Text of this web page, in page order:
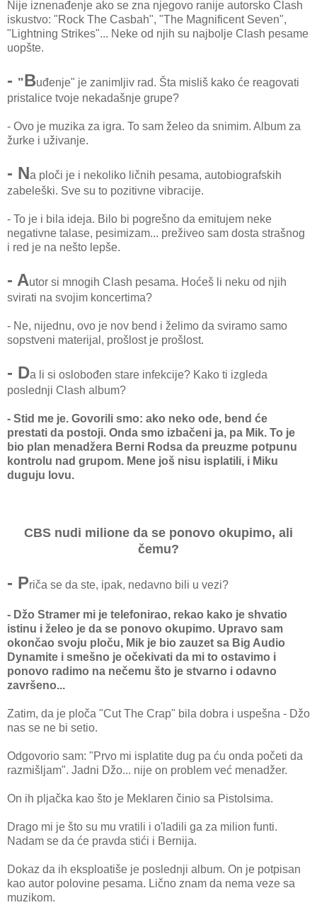
Nije iznenađenje ako se zna njegovo ranije autorsko Clash
iskustvo: "Rock The Casbah", "The Magnificent Seven",
"Lightning Strikes"... Neke od njih su najbolje Clash pesame
uopšte.
- "Buđenje" je zanimljiv rad. Šta misliš kako će reagovati
pristalice tvoje nekadašnje grupe?
- Ovo je muzika za igra. To sam želeo da snimim. Album za
žurke i uživanje.
- Na ploči je i nekoliko ličnih pesama, autobiografskih
zabeleški. Sve su to pozitivne vibracije.
- To je i bila ideja. Bilo bi pogrešno da emitujem neke
negativne talase, pesimizam... preživeo sam dosta strašnog
i red je na nešto lepše.
- Autor si mnogih Clash pesama. Hoćeš li neku od njih
svirati na svojim koncertima?
- Ne, nijednu, ovo je nov bend i želimo da sviramo samo
sopstveni materijal, prošlost je prošlost.
- Da li si oslobođen stare infekcije? Kako ti izgleda
poslednji Clash album?
- Stid me je. Govorili smo: ako neko ode, bend će
prestati da postoji. Onda smo izbačeni ja, pa Mik. To je
bio plan menadžera Berni Rodsa da preuzme potpunu
kontrolu nad grupom. Mene još nisu isplatili, i Miku
duguju lovu.
CBS nudi milione da se ponovo okupimo, ali
čemu?
- Priča se da ste, ipak, nedavno bili u vezi?
- Džo Stramer mi je telefonirao, rekao kako je shvatio
istinu i želeo je da se ponovo okupimo. Upravo sam
okončao svoju ploču, Mik je bio zauzet sa Big Audio
Dynamite i smešno je očekivati da mi to ostavimo i
ponovo radimo na nečemu što je stvarno i odavno
završeno...
Zatim, da je ploča "Cut The Crap" bila dobra i uspešna - Džo
nas se ne bi setio.
Odgovorio sam: "Prvo mi isplatite dug pa ću onda početi da
razmišljam". Jadni Džo... nije on problem već menadžer.
On ih pljačka kao što je Meklaren činio sa Pistolsima.
Drago mi je što su mu vratili i o'ladili ga za milion funti.
Nadam se da će pravda stići i Bernija.
Dokaz da ih eksploatiše je poslednji album. On je potpisan
kao autor polovine pesama. Lično znam da nema veze sa
muzikom.